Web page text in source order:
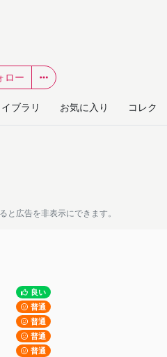
ロー
ブラリ お気に入り コレク
と広告を非表示にできます。
良い
普通
普通
普通
普通